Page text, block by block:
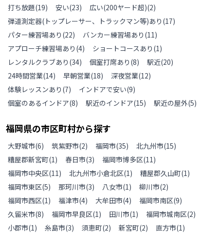
打ち放題(19) 安い(23) 広い(200ヤード超)(2)
弾道測定器(トップレーサー、トラックマン等)あり (17)
パター練習場あり (22) バンカー練習場あり (11)
アプローチ練習場あり (4) ショートコースあり (1)
レンタルクラブあり (34) 個室打席あり (8) 駅近(20)
24時間営業(14) 早朝営業(18) 深夜営業(12)
体験レッスンあり (7) インドアで安い(9)
個室のあるインドア(8) 駅近のインドア(15) 駅近の屋外(5)
福岡県の市区町村から探す
大野城市(6) 筑紫野市(2) 福岡市(35) 北九州市(15)
糟屋郡新宮町(1) 春日市(3) 福岡市博多区(11)
福岡市中央区(11) 北九州市小倉北区(1) 糟屋郡久山町(1)
福岡市東区(5) 那珂川市(3) 八女市(1) 柳川市(2)
福岡市西区(1) 福津市(4) 大牟田市(4) 福岡市南区(9)
久留米市(8) 福岡市早良区(1) 田川市(1) 福岡市城南区(2)
小郡市(1) 糸島市(3) 須恵町(2) 新宮町(2) 直方市(1)